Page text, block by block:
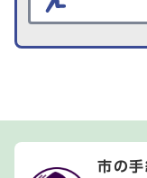
市の手